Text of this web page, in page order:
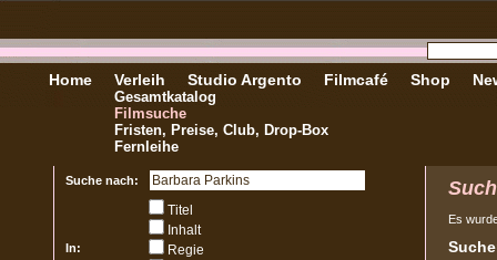
Home Verleih
Gesamtkatalog
Filmsuche
Fristen, Preise, Club, Drop-Box
Fernleihe
Studio Argento Filmcafé Shop
Suche nach:
In:
Titel
Inhalt
Regie
Es